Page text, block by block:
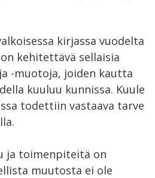
kirjassa vuodelta
kehitettävä sellaisia
-muotoja, joiden kautta
kuuluu kunnissa. Kuule
todettiin vastaava tarve
ja toimenpiteitä on
muutosta ei ole